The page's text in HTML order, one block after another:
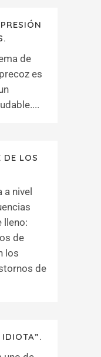
de
es
DE LOS
nivel
lleno:
de
los
de